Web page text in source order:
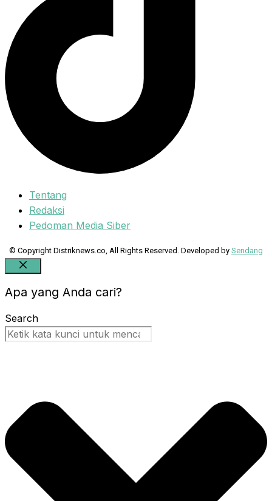
Tentang
Redaksi
Pedoman Media Siber
© Copyright Distriknews.co, All Rights Reserved. Developed by Sendang
Close
Apa yang Anda cari?
Search